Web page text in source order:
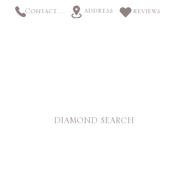
Contact us address reviews
DIAMOND SEARCH